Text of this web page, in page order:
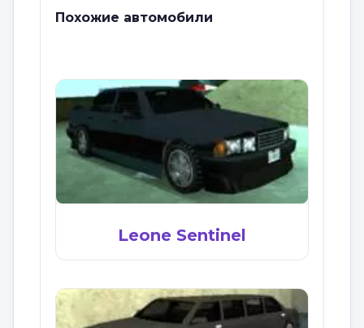
Похожие автомобили
Leone Sentinel